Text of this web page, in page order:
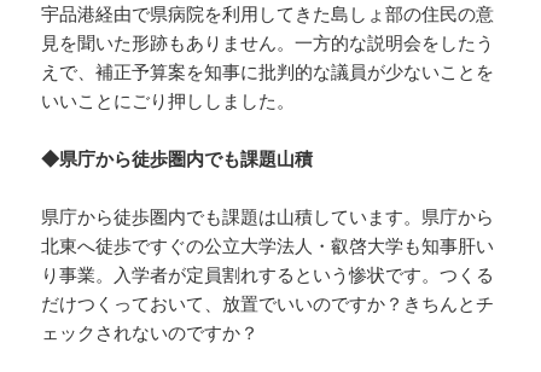
宇品港経由で県病院を利用してきた島しょ部の住民の意
見を聞いた形跡もありません。一方的な説明会をしたう
えで、補正予算案を知事に批判的な議員が少ないことを
いいことにごり押ししました。
◆県庁から徒歩圏内でも課題山積
県庁から徒歩圏内でも課題は山積しています。県庁から
北東へ徒歩ですぐの公立大学法人・叡啓大学も知事肝い
り事業。入学者が定員割れするという惨状です。つくる
だけつくっておいて、放置でいいのですか？きちんとチ
ェックされないのですか？